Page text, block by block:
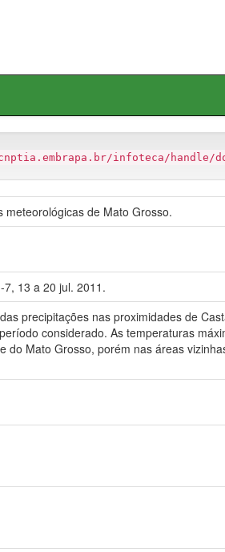
infoteca/handle/
de Mato Grosso.
13 a 20 jul. 2011.
precipitações nas proximidades de
considerado. As temperaturas
Mato Grosso, porém nas áreas